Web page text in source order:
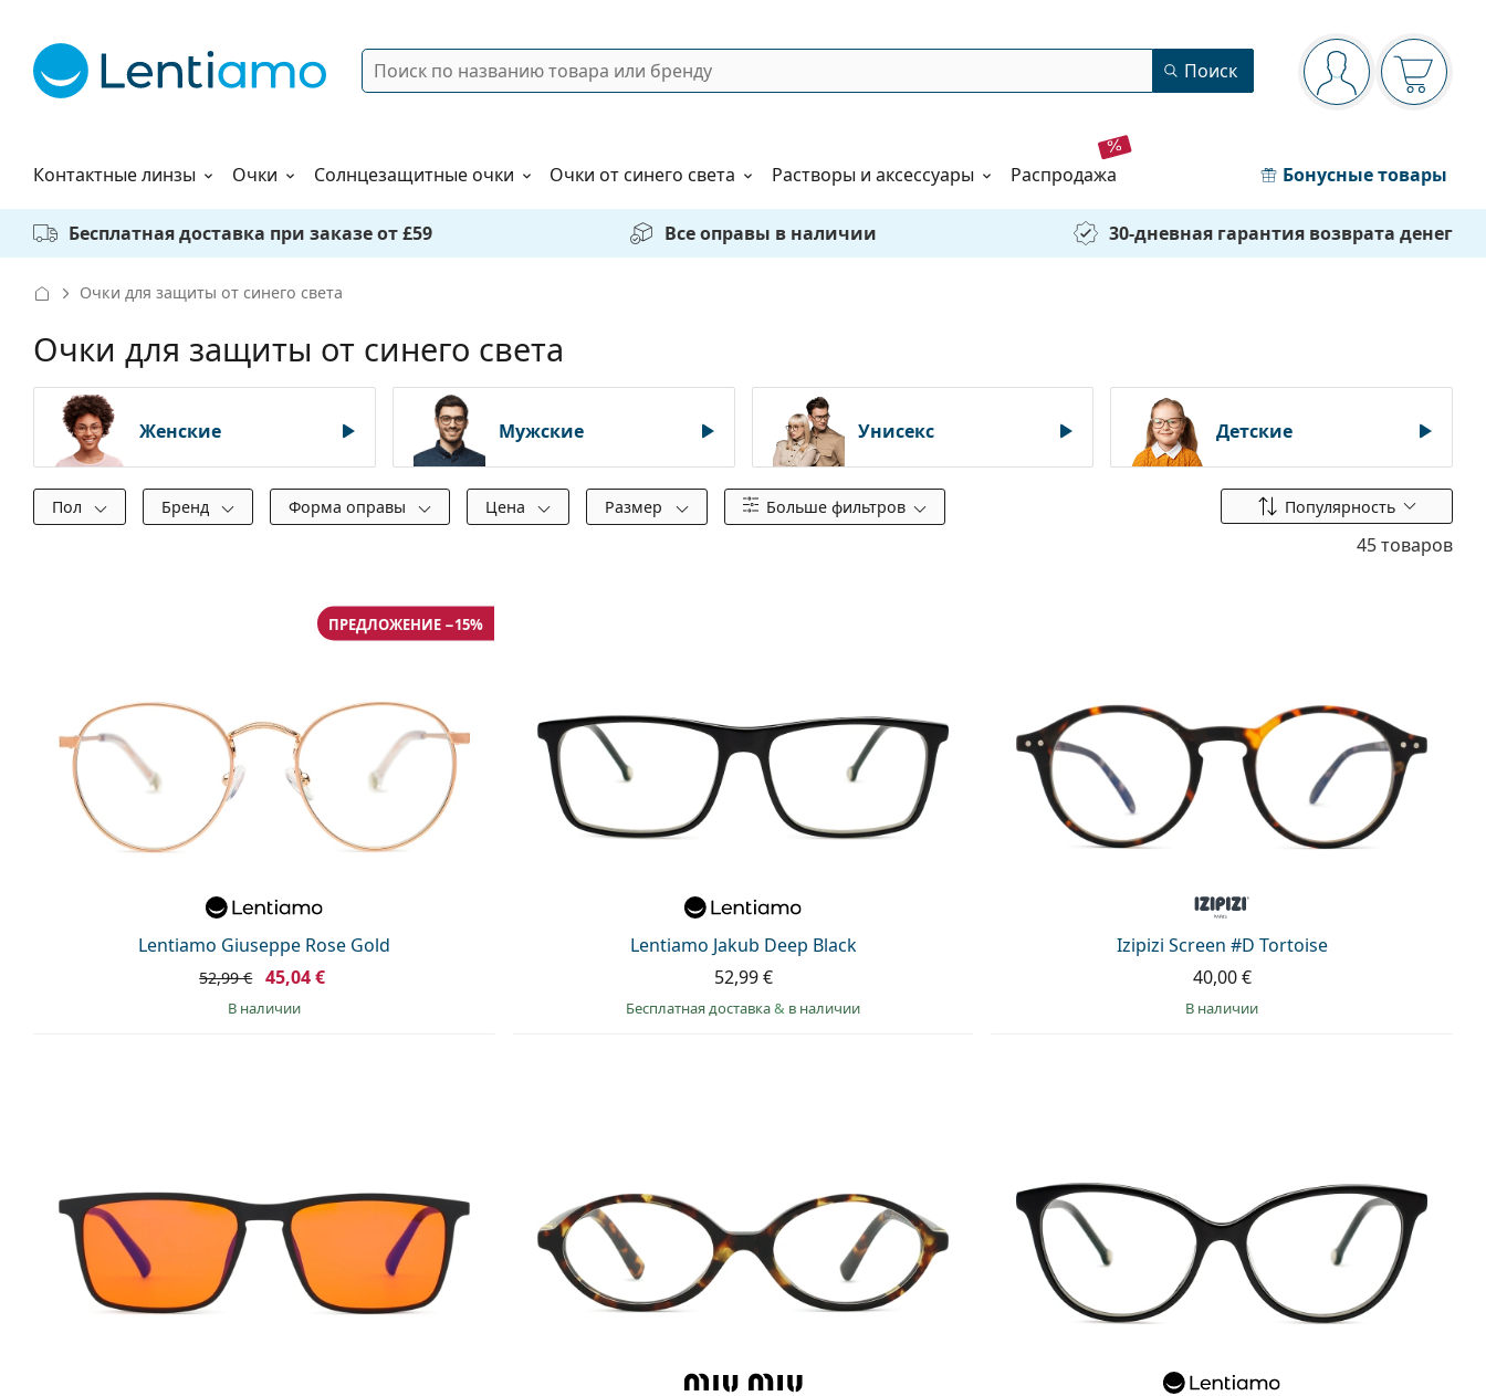
Панель навигации
Вы вошли вВаша
Поиск Поиск
Контактные линзы
Растворы Очки Солнцезащитные очки Очки от синего света Растворы и аксессуары распродажа Бонусные товары
Как заказать
Бесплатная доставка при заказе от £59 Все оправы в наличии 30-дневная гарантия возврата денег
Очки для защиты от синего света
Очки для защиты от синего света
Женские Мужские Унисекс Детские
Фильтры
Пол Бренд Форма оправы Цена Размер Больше фильтров Сортировать по
Популярность
45 товаров
Lentiamo Giuseppe Rose Gold
ПРЕДЛОЖЕНИЕ −15%
52,99 € 45,04 €
в наличии
Lentiamo Jakub Deep Black
52,99 €
Бесплатная доставка& в наличии
Izipizi Screen #D Tortoise
40,00 €
в наличии